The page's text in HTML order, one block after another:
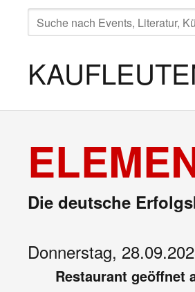
SUCHE
NACH:
Die deutsche
Donnerstag,
Restaurant geöffnet